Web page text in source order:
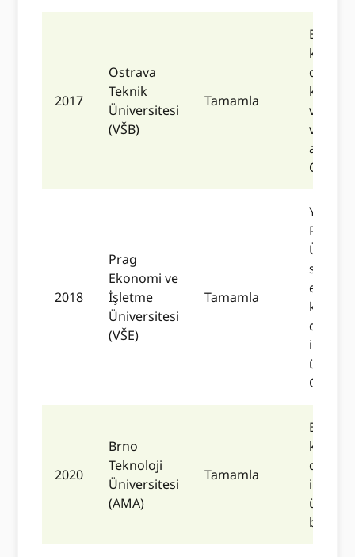
2017
Ostrava
Teknik
Üniversitesi
(VŠB)
Tamamla
Bu
kimliği
ve
ORCID
2018
Prag
Ekonomi ve
İşletme
Üniversitesi
(VŠE)
Tamamla
Yayın
Prag
kimliği
iD'leri
üyelik
ORCID
2020
Brno
Teknoloji
Üniversitesi
(AMA)
Tamamla
Bu
kimliği
iD'leri
üyelik